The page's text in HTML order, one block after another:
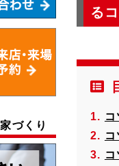
づくり
る